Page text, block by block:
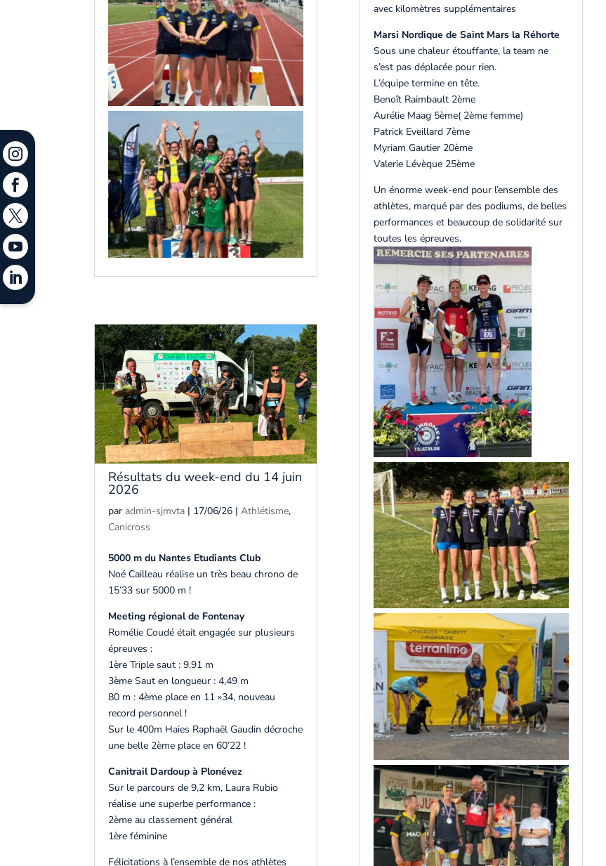
Résultats du week-end du 14 juin
2026
paradmin-sjmvta | 17/06/26 |Athlétisme,
Canicross
5000 m du Nantes Etudiants Club
Noé Cailleau réalise un très beau chrono de
15’33 sur 5000 m !
Meeting régional de Fontenay
Romélie Coudé était engagée sur plusieurs
épreuves :
1ère Triple saut : 9,91 m
3ème Saut en longueur : 4,49 m
80 m : 4ème place en 11 »34, nouveau
record personnel !
Sur le 400m Haies Raphaël Gaudin décroche
une belle 2ème place en 60’22 !
Canitrail Dardoup à Plonévez
Sur le parcours de 9,2 km, Laura Rubio
réalise une superbe performance :
2ème au classement général
1ère féminine
Félicitations à l’ensemble de nos athlètes
avec kilomètres supplémentaires
Marsi Nordique de Saint Mars la Réhorte
Sous une chaleur étouffante, la team ne
s’est pas déplacée pour rien.
L’équipe termine en tête.
Benoît Raimbault 2ème
Aurélie Maag 5ème( 2ème femme)
Patrick Eveillard 7ème
Myriam Gautier 20ème
Valerie Lévèque 25ème
Un énorme week-end pour l’ensemble des
athlètes, marqué par des podiums, de belles
performances et beaucoup de solidarité sur
toutes les épreuves.